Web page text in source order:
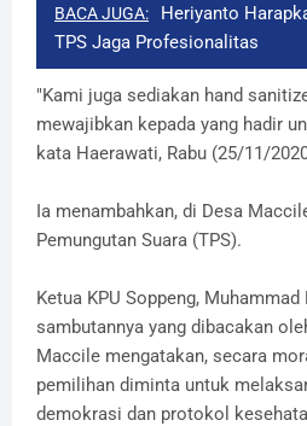
BACA JUGA:
Heriyanto
TPS Jaga Profesionalitas
"Kami juga sediakan hand
mewajibkan kepada yang hadir
kata Haerawati, Rabu (25/11/
Ia menambahkan, di Desa
Pemungutan Suara (TPS).
Ketua KPU Soppeng,
sambutannya yang dibacakan
Maccile mengatakan, secara
pemilihan diminta untuk
demokrasi dan protokol